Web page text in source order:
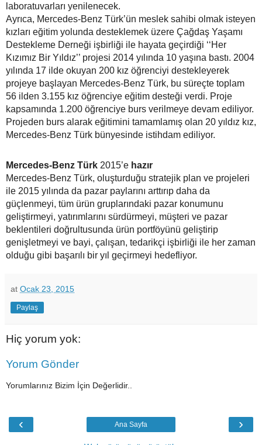
laboratuvarları yenilenecek.
Ayrıca, Mercedes-Benz Türk’ün meslek sahibi olmak isteyen
kızları eğitim yolunda desteklemek üzere Çağdaş Yaşamı
Destekleme Derneği işbirliği ile hayata geçirdiği ‘‘Her
Kızımız Bir Yıldız’’ projesi 2014 yılında 10 yaşına bastı. 2004
yılında 17 ilde okuyan 200 kız öğrenciyi destekleyerek
projeye başlayan Mercedes-Benz Türk, bu süreçte toplam
56 ilden 3.155 kız öğrenciye eğitim desteği verdi. Proje
kapsamında 1.200 öğrenciye burs verilmeye devam ediliyor.
Projeden burs alarak eğitimini tamamlamış olan 20 yıldız kız,
Mercedes-Benz Türk bünyesinde istihdam ediliyor.
Mercedes-Benz Türk 2015’e hazır
Mercedes-Benz Türk, oluşturduğu stratejik plan ve projeleri
ile 2015 yılında da pazar paylarını arttırıp daha da
güçlenmeyi, tüm ürün gruplarındaki pazar konumunu
geliştirmeyi, yatırımlarını sürdürmeyi, müşteri ve pazar
beklentileri doğrultusunda ürün portföyünü geliştirip
genişletmeyi ve bayi, çalışan, tedarikçi işbirliği ile her zaman
olduğu gibi başarılı bir yıl geçirmeyi hedefliyor.
at Ocak 23, 2015
Paylaş
Hiç yorum yok:
Yorum Gönder
Yorumlarınız Bizim İçin Değerlidir..
‹ ›
Ana Sayfa